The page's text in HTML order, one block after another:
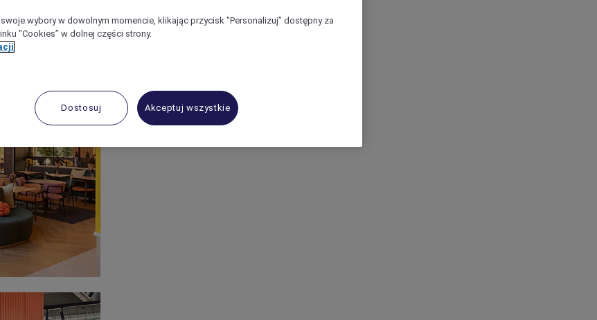
wybory w dowolnym momencie, klikając przycisk "Personalizuj” dostępny za
"Cookies” w dolnej części strony.
Dostosuj Akceptuj wszystkie